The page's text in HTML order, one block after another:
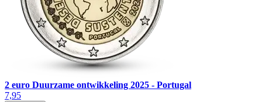
2 euro Duurzame ontwikkeling 2025 - Portugal
7,95